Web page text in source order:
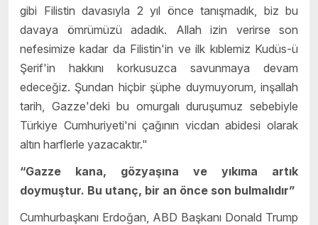
gibi Filistin davasıyla 2 yıl önce tanışmadık, biz bu
davaya ömrümüzü adadık. Allah izin verirse son
nefesimize kadar da Filistin'in ve ilk kıblemiz Kudüs-ü
Şerif'in hakkını korkusuzca savunmaya devam
edeceğiz. Şundan hiçbir şüphe duymuyorum, inşallah
tarih, Gazze'deki bu omurgalı duruşumuz sebebiyle
Türkiye Cumhuriyeti'ni çağının vicdan abidesi olarak
altın harflerle yazacaktır."
“Gazze kana, gözyaşına ve yıkıma artık
doymuştur. Bu utanç, bir an önce son bulmalıdır”
Cumhurbaşkanı Erdoğan, ABD Başkanı Donald Trump